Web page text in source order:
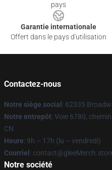
pays
Garantie internationale
Offert dans le pays d'utilisation
Contactez-nous
Notre siège social : 62335
Notre entrepôt: Voie 6780,
CN
Heure: 9h – 17h (lu – vendredi)
Courriel :
Notre société